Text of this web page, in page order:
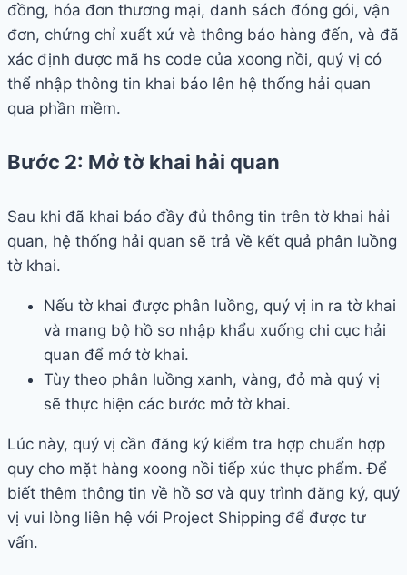
đồng, hóa đơn thương mại, danh sách đóng gói, vận
đơn, chứng chỉ xuất xứ và thông báo hàng đến, và đã
xác định được mã hs code của xoong nồi, quý vị có
thể nhập thông tin khai báo lên hệ thống hải quan
qua phần mềm.
Bước 2: Mở tờ khai hải quan
Sau khi đã khai báo đầy đủ thông tin trên tờ khai hải
quan, hệ thống hải quan sẽ trả về kết quả phân luồng
tờ khai.
Nếu tờ khai được phân luồng, quý vị in ra tờ khai
và mang bộ hồ sơ nhập khẩu xuống chi cục hải
quan để mở tờ khai.
Tùy theo phân luồng xanh, vàng, đỏ mà quý vị
sẽ thực hiện các bước mở tờ khai.
Lúc này, quý vị cần đăng ký kiểm tra hợp chuẩn hợp
quy cho mặt hàng xoong nồi tiếp xúc thực phẩm. Để
biết thêm thông tin về hồ sơ và quy trình đăng ký, quý
vị vui lòng liên hệ với Project Shipping để được tư
vấn.